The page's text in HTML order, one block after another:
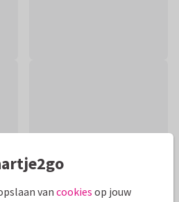
van cookies op jouw